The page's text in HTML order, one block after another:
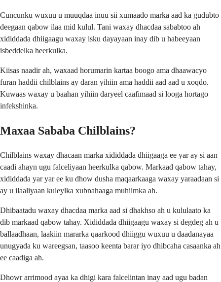
Cuncunku wuxuu u muuqdaa inuu sii xumaado marka aad ka gudubto
deegaan qabow ilaa mid kulul. Tani waxay dhacdaa sababtoo ah
xididdada dhiigaagu waxay isku dayayaan inay dib u habeeyaan
isbeddelka heerkulka.
Kiisas naadir ah, waxaad horumarin kartaa boogo ama dhaawacyo
furan haddii chilblains ay daran yihiin ama haddii aad aad u xoqdo.
Kuwaas waxay u baahan yihiin daryeel caafimaad si looga hortago
infekshinka.
Maxaa Sababa Chilblains?
Chilblains waxay dhacaan marka xididdada dhiigaaga ee yar ay si aan
caadi ahayn ugu falceliyaan heerkulka qabow. Markaad qabow tahay,
xididdada yar yar ee ku dhow dusha maqaarkaaga waxay yaraadaan si
ay u ilaaliyaan kuleylka xubnahaaga muhiimka ah.
Dhibaatadu waxay dhacdaa marka aad si dhakhso ah u kululaato ka
dib markaad qabow tahay. Xididdada dhiigaagu waxay si degdeg ah u
ballaadhaan, laakiin mararka qaarkood dhiiggu wuxuu u daadanayaa
unugyada ku wareegsan, taasoo keenta barar iyo dhibcaha casaanka ah
ee caadiga ah.
Dhowr arrimood ayaa ka dhigi kara falcelintan inay aad ugu badan